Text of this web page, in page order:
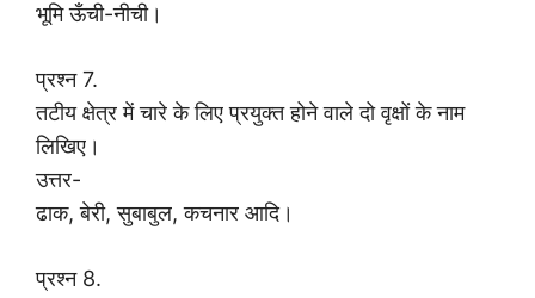
भूमि ऊँची-नीची।
प्रश्न 7.
तटीय क्षेत्र में चारे के लिए प्रयुक्त होने वाले दो वृक्षों के नाम
लिखिए।
उत्तर-
ढाक, बेरी, सुबाबुल, कचनार आदि।
प्रश्न 8.